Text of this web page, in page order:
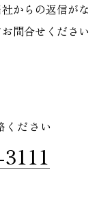
からの返信がな
問合せください
ください